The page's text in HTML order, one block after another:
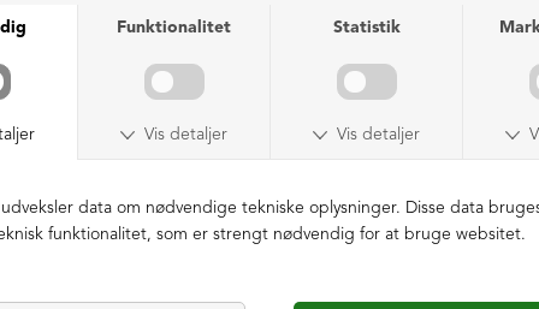
LIGNENDE PRODUKTER